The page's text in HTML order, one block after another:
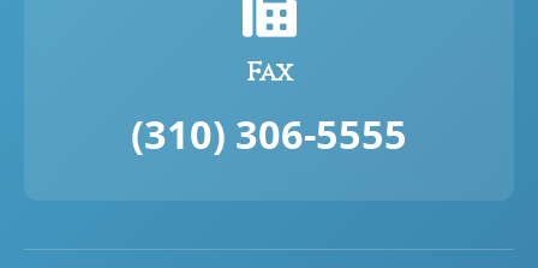
Fax
(310) 306-5555